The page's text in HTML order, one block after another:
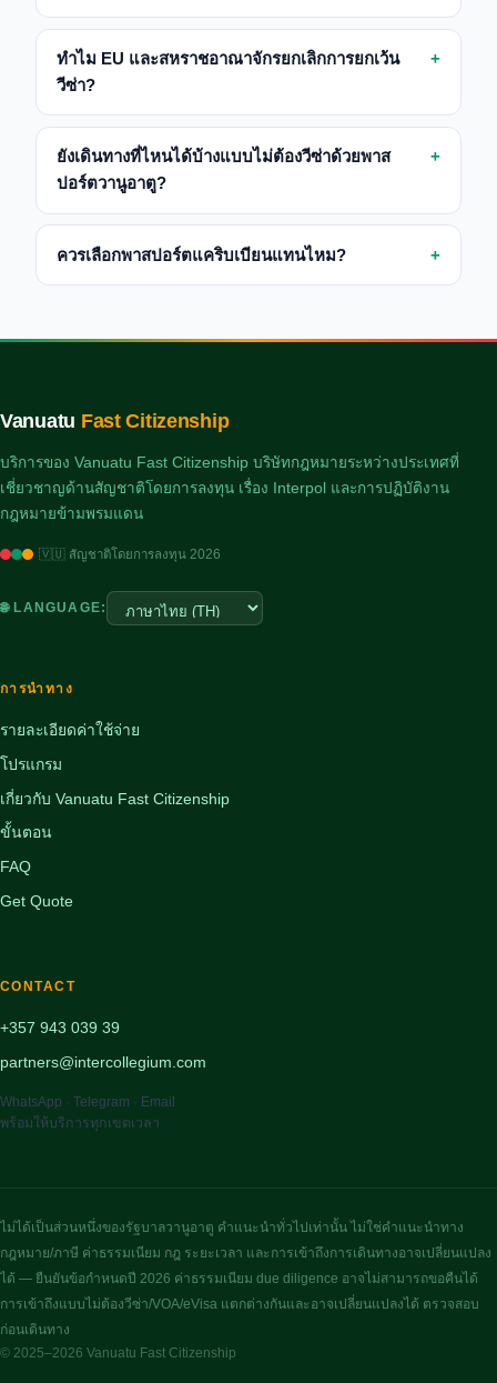
ทำไม EU และสหราชอาณาจักรยกเลิกการยกเว้น
วีซ่า?
ยังเดินทางที่ไหนได้บ้างแบบไม่ต้องวีซ่าด้วยพาส
ปอร์ตวานูอาตู?
ควรเลือกพาสปอร์ตแคริบเบียนแทนไหม?
Vanuatu Fast Citizenship
บริการของ Vanuatu Fast Citizenship บริษัทกฎหมายระหว่างประเทศที่
เชี่ยวชาญด้านสัญชาติโดยการลงทุน เรื่อง Interpol และการปฏิบัติงาน
กฎหมายข้ามพรมแดน
🇻🇺 สัญชาติโดยการลงทุน 2026
🌐 LANGUAGE:
การนำทาง
รายละเอียดค่าใช้จ่าย
โปรแกรม
เกี่ยวกับ Vanuatu Fast Citizenship
ขั้นตอน
FAQ
Get Quote
CONTACT
+357 943 039 39
partners@intercollegium.com
WhatsApp · Telegram · Email
พร้อมให้บริการทุกเขตเวลา
ไม่ได้เป็นส่วนหนึ่งของรัฐบาลวานูอาตู คำแนะนำทั่วไปเท่านั้น ไม่ใช่คำแนะนำทาง
กฎหมาย/ภาษี ค่าธรรมเนียม กฎ ระยะเวลา และการเข้าถึงการเดินทางอาจเปลี่ยนแปลง
ได้ — ยืนยันข้อกำหนดปี 2026 ค่าธรรมเนียม due diligence อาจไม่สามารถขอคืนได้
การเข้าถึงแบบไม่ต้องวีซ่า/VOA/eVisa แตกต่างกันและอาจเปลี่ยนแปลงได้ ตรวจสอบ
ก่อนเดินทาง
© 2025–2026 Vanuatu Fast Citizenship